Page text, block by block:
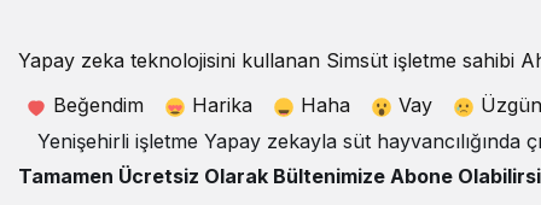
Yapay zeka teknolojisini kullanan Simsüt işletme sahibi
Beğendim
Harika Haha Vay
Üzgün
Yenişehirli işletme Yapay zekayla süt hayvancılığında
Tamamen Ücretsiz Olarak Bültenimize Abone